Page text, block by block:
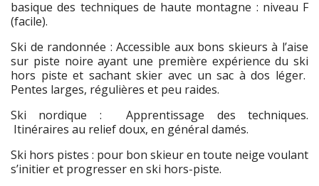
basique des techniques de haute montagne : niveau F
(facile).
Ski de randonnée : Accessible aux bons skieurs à l’aise
sur piste noire ayant une première expérience du ski
hors piste et sachant skier avec un sac à dos léger.
Pentes larges, régulières et peu raides.
Ski nordique : Apprentissage des techniques.
Itinéraires au relief doux, en général damés.
Ski hors pistes : pour bon skieur en toute neige voulant
s’initier et progresser en ski hors-piste.